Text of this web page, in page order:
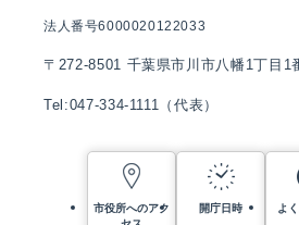
法人番号6000020122033
〒272-8501 千葉県市川市八幡1丁目1
Tel:047-334-1111（代表）
市役所へのアク
開庁日時 よ